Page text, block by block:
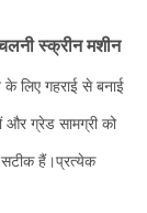
स्क्रीन मशीन
लिए गहराई से बनाई
और ग्रेड सामग्री को
हैं।प्रत्येक